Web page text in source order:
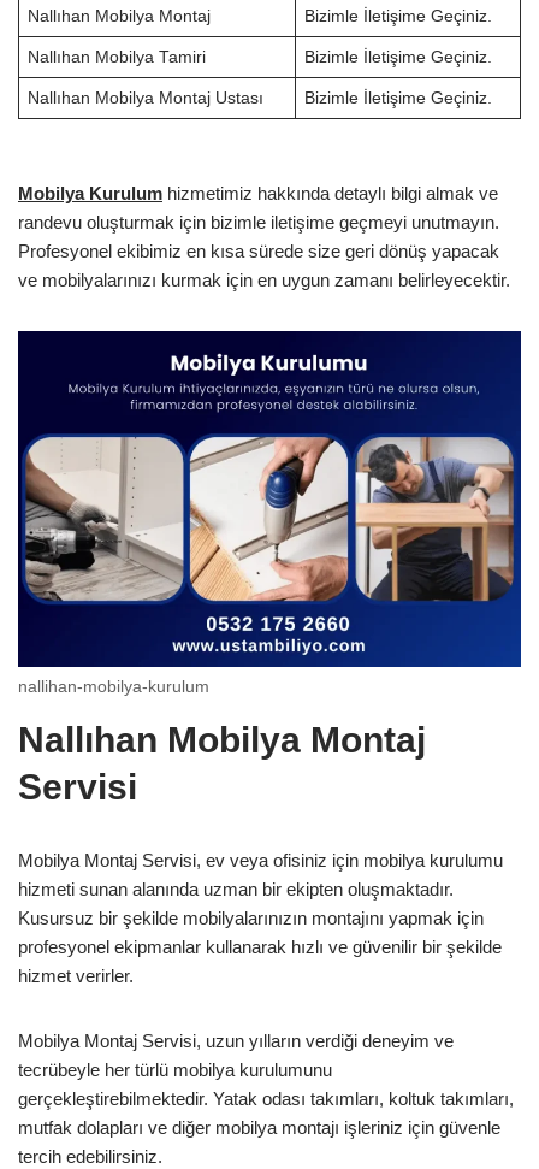
Nallıhan Mobilya Montaj Bizimle İletişime Geçiniz.
Nallıhan Mobilya Tamiri Bizimle İletişime Geçiniz.
Nallıhan Mobilya Montaj Ustası Bizimle İletişime Geçiniz.
Mobilya Kurulum hizmetimiz hakkında detaylı bilgi almak ve
randevu oluşturmak için bizimle iletişime geçmeyi unutmayın.
Profesyonel ekibimiz en kısa sürede size geri dönüş yapacak
ve mobilyalarınızı kurmak için en uygun zamanı belirleyecektir.
nallihan-mobilya-kurulum
Nallıhan Mobilya Montaj
Servisi
Mobilya Montaj Servisi, ev veya ofisiniz için mobilya kurulumu
hizmeti sunan alanında uzman bir ekipten oluşmaktadır.
Kusursuz bir şekilde mobilyalarınızın montajını yapmak için
profesyonel ekipmanlar kullanarak hızlı ve güvenilir bir şekilde
hizmet verirler.
Mobilya Montaj Servisi, uzun yılların verdiği deneyim ve
tecrübeyle her türlü mobilya kurulumunu
gerçekleştirebilmektedir. Yatak odası takımları, koltuk takımları,
mutfak dolapları ve diğer mobilya montajı işleriniz için güvenle
tercih edebilirsiniz.